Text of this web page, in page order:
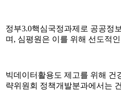
정부3.0핵심국정과제로 공공정
며, 심평원은 이를 위해 선도적
빅데이터활용도 제고를 위해 건
략위원회 정책개발분과에서는